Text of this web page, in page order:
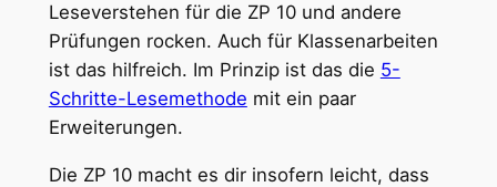
Leseverstehen für die ZP 10 und andere
Prüfungen rocken. Auch für Klassenarbeiten
ist das hilfreich. Im Prinzip ist das die 5-
Schritte-Lesemethode mit ein paar
Erweiterungen.
Die ZP 10 macht es dir insofern leicht, dass